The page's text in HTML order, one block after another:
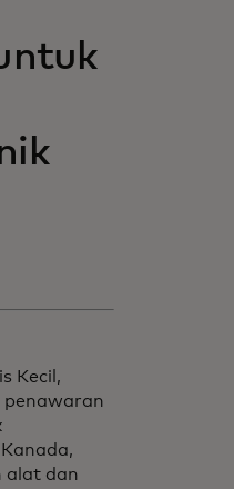
Kecil,
penawaran
alat dan